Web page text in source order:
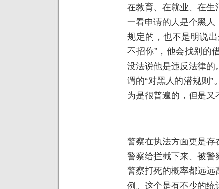
在教育、在就业、在生
一看申请的人是个黑人
规定的，也不是明说
不招你”，他会找别的
没法说他是违反法律的
谓的“对黑人的潜规则
为是很普遍的，但是又
警察在执法方面更是存
警察给拦截下来、被警
警察打死的概率都远远
例。这个是有不少的统